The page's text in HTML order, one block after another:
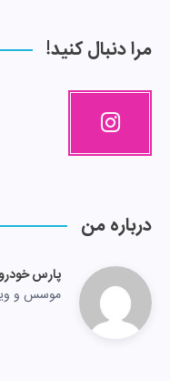
مرا دنبال کنید!
درباره من
پارس
موسس و